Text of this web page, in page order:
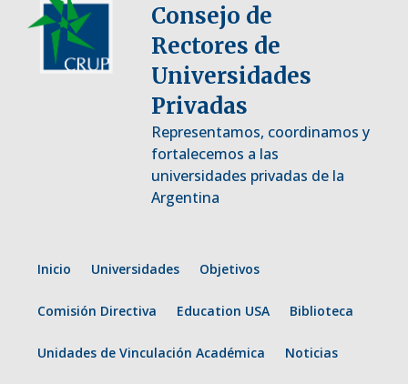
Consejo de
Rectores de
Universidades
Privadas
Representamos, coordinamos y
fortalecemos a las
universidades privadas de la
Argentina
Inicio Universidades Objetivos
Comisión Directiva Education USA Biblioteca
Unidades de Vinculación Académica Noticias